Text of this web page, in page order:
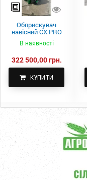
Обприскувач
навісний CX PRO
В наявності
322 500,00 грн.
КУПИТИ